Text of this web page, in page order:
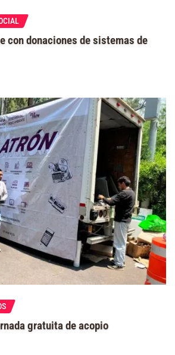
con donaciones de sistemas de
gratuita de acopio